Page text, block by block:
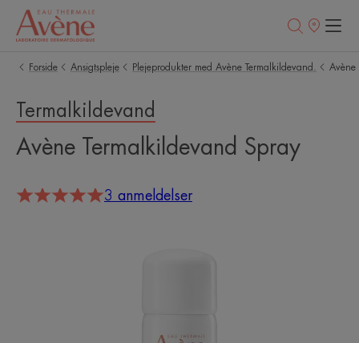
Salgssteder
Forside Ansigtspleje Plejeprodukter med Avène Termalkildevand. Avène
Termalkildevand
Avène Termalkildevand Spray
3 anmeldelser